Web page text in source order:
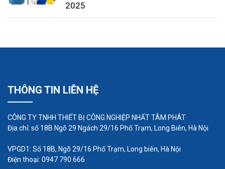
Nếu bạn đang tắt thiết bị của mình để bảo trì, hãy
sử dụng nó.
Duy trì việc tra dầu
Bất kỳ hình thức ngưng tụ hoặc hơi ẩm nào trong
vòng bi máy bơm sẽ chuyển thành băng khi nhiệt
độ thấp. Điều này sẽ ngăn cản sự chuyển động
trơn tru của bùn trong thiết bị.
2025
THÔNG TIN LIÊN HỆ
CÔNG TY TNHH THIẾT BỊ CÔNG NGHIỆP NHẤT TÂM PHÁT
Địa chỉ: số 18B Ngõ 29 Ngách 29/16 Phố Trạm, Long Biên, Hà Nội
VPGD1: Số 18B, Ngõ 29/16 Phố Trạm, Long biên, Hà Nội
Điện thoại: 0947 790 666